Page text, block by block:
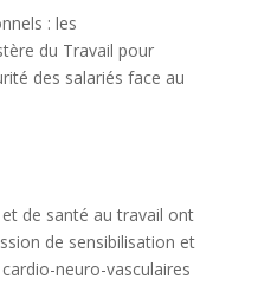
: les
du Travail pour
des salariés face au
de santé au travail ont
de sensibilisation et
neuro-vasculaires